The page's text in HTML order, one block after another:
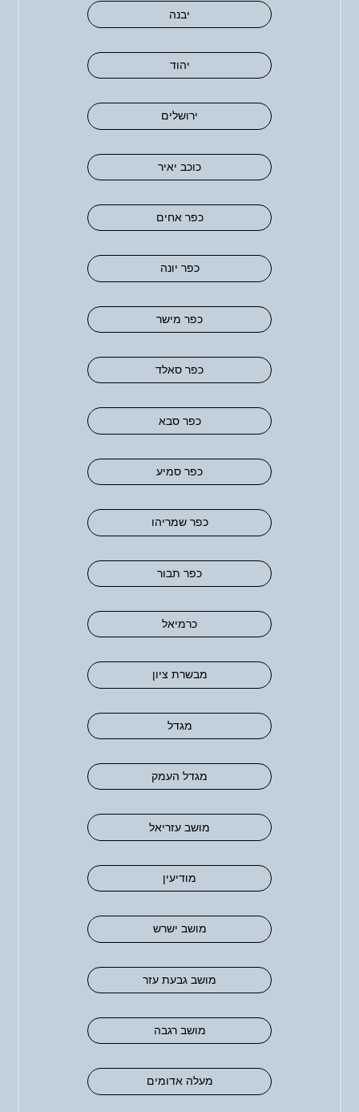
יבנה
יהוד
ירושלים
כוכב יאיר
כפר אחים
כפר יונה
כפר מישר
כפר סאלד
כפר סבא
כפר סמיע
כפר שמריהו
כפר תבור
כרמיאל
מבשרת ציון
מגדל
מגדל העמק
מושב עזריאל
מודיעין
מושב ישרש
מושב גבעת עזר
מושב רגבה
מעלה אדומים